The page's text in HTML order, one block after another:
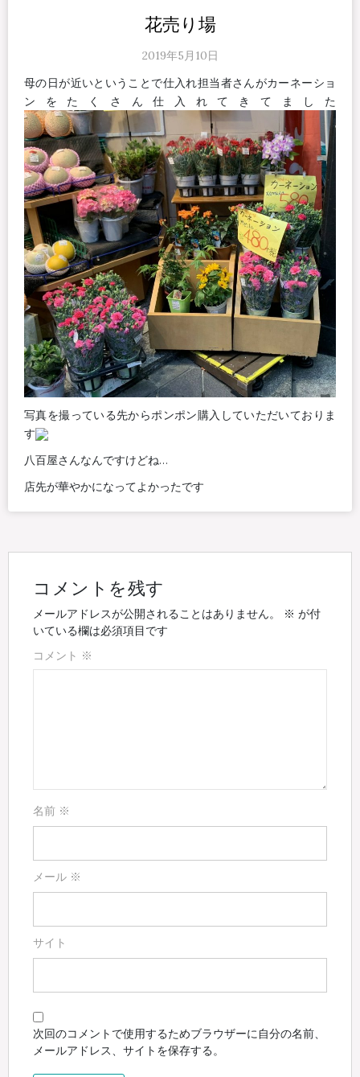
花売り場
2019年5月10日
母の日が近いということで仕入れ担当者さんがカーネーショ
ンをたくさん仕入れてきてました
写真を撮っている先からポンポン購入していただいておりま
す
八百屋さんなんですけどね…
店先が華やかになってよかったです
コメントを残す
メールアドレスが公開されることはありません。 ※ が付
いている欄は必須項目です
コメント ※
名前 ※
メール ※
サイト
次回のコメントで使用するためブラウザーに自分の名前、
メールアドレス、サイトを保存する。